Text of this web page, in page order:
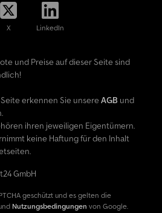
X LinkedIn
und Preise auf dieser Seite sind
erkennen Sie unsere AGB und
ihren jeweiligen Eigentümern.
keine Haftung für den Inhalt
GmbH
geschützt und es gelten die
Nutzungsbedingungen von Google.